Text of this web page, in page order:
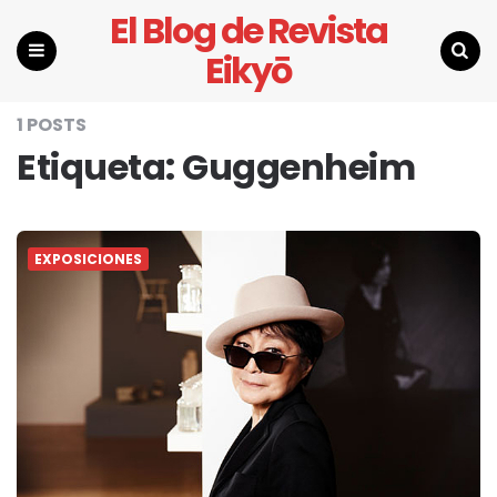
El Blog de Revista
Eikyō
1 POSTS
Etiqueta:Guggenheim
EXPOSICIONES